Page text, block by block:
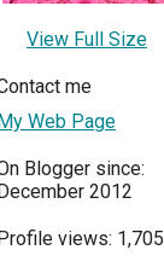
View Full Size
me
Web Page
Blogger since:
2012
views: 1,705